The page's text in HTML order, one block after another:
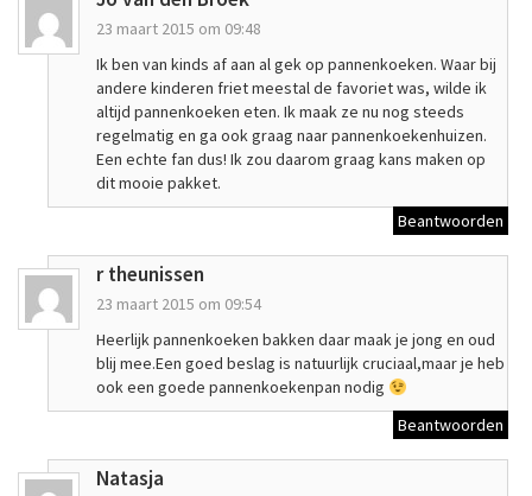
23 maart 2015 om 09:48
Ik ben van kinds af aan al gek op pannenkoeken. Waar bij
andere kinderen friet meestal de favoriet was, wilde ik
altijd pannenkoeken eten. Ik maak ze nu nog steeds
regelmatig en ga ook graag naar pannenkoekenhuizen.
Een echte fan dus! Ik zou daarom graag kans maken op
dit mooie pakket.
Beantwoorden
r theunissen
23 maart 2015 om 09:54
Heerlijk pannenkoeken bakken daar maak je jong en oud
blij mee.Een goed beslag is natuurlijk cruciaal,maar je heb
ook een goede pannenkoekenpan nodig
Beantwoorden
Natasja